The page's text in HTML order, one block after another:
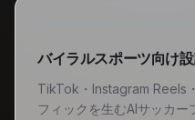
バイラルスポーツ向け
TikTok・Instagram Reels
フィックを生むAIサッカ